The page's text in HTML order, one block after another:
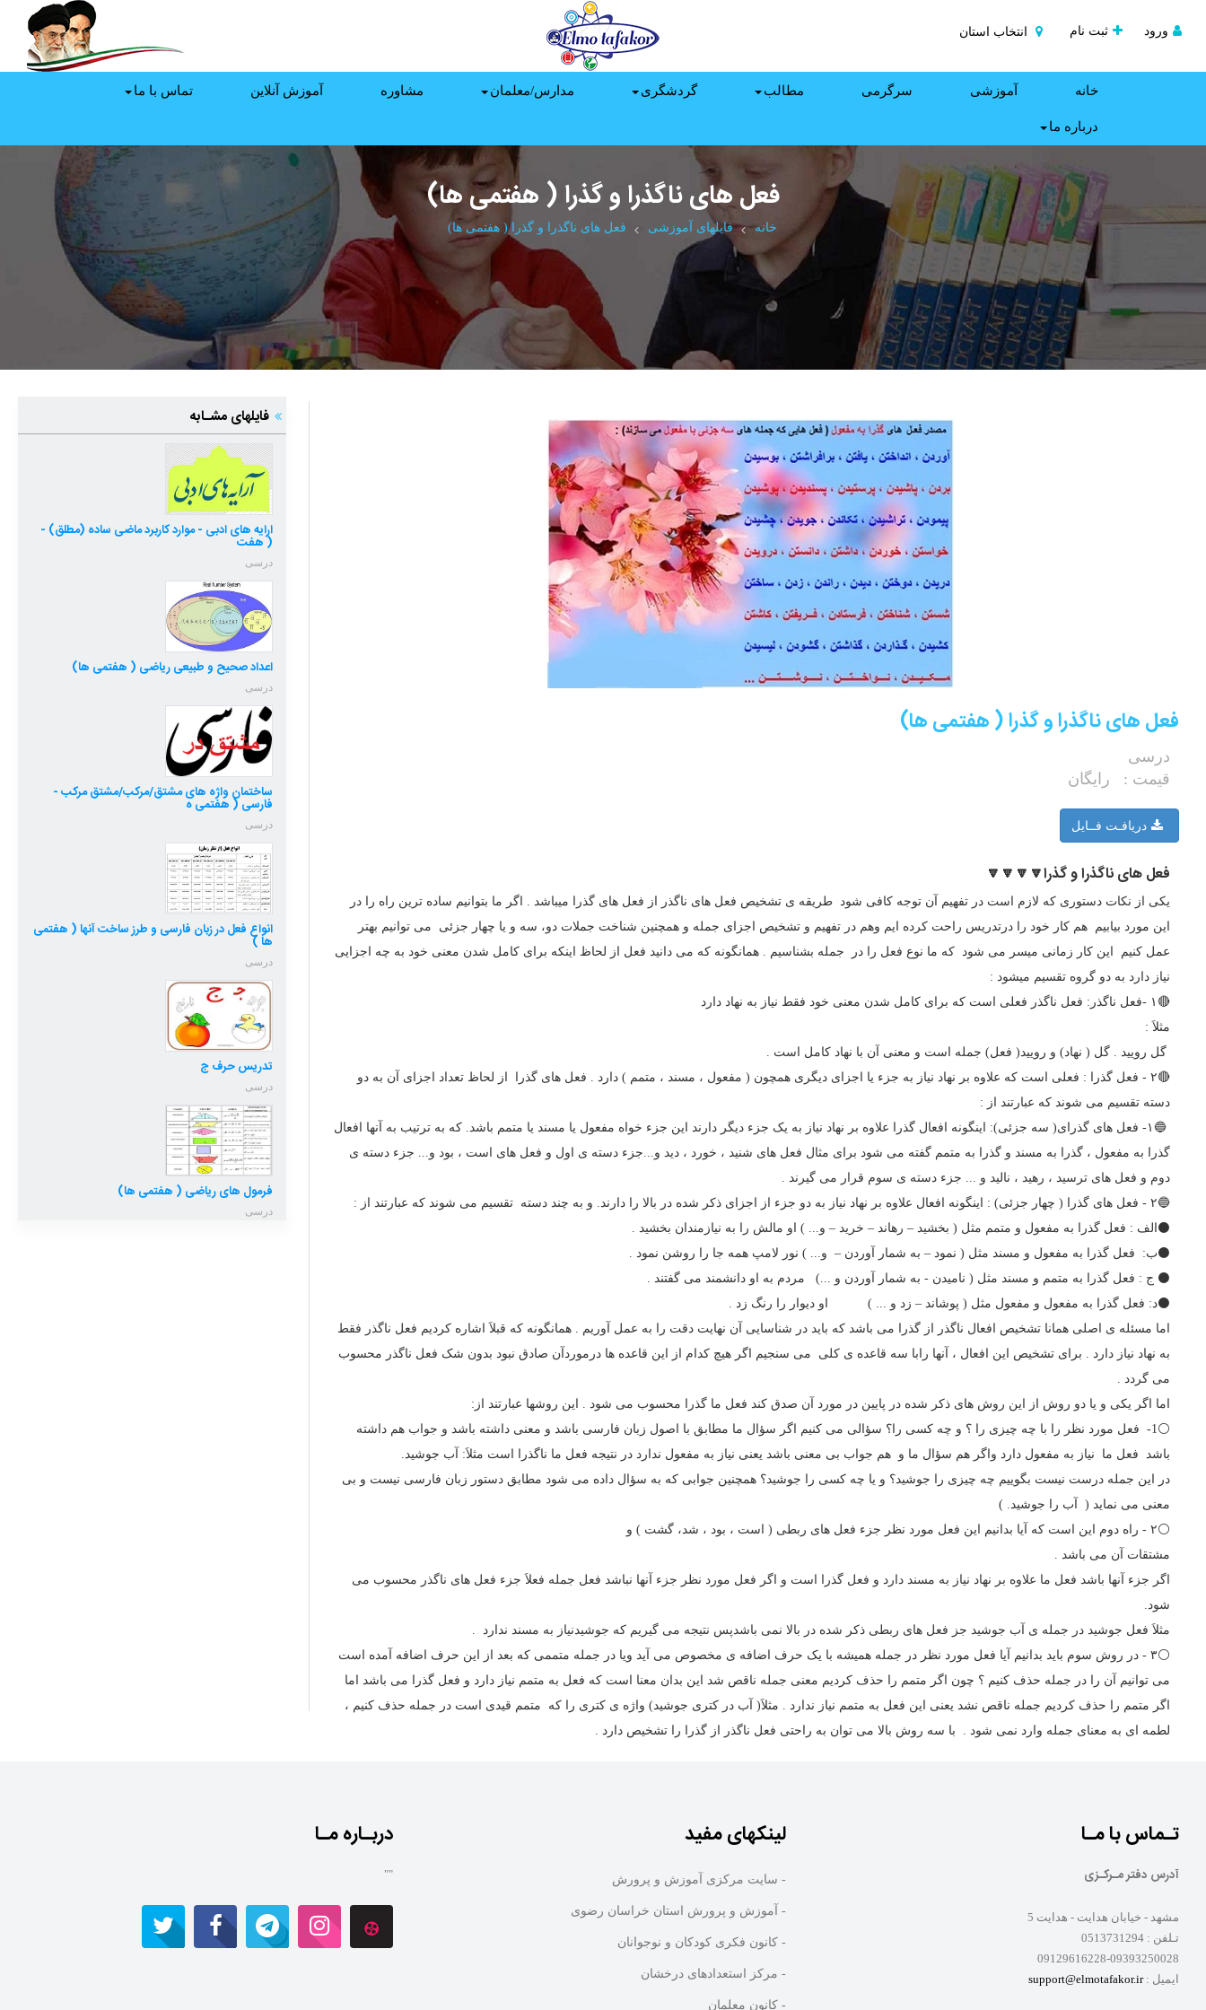
ورود ثبت نام انتخاب استان
خانه آموزشی سرگرمی مطالب گردشگری مدارس/معلمان مشاوره آموزش آنلاین تماس با ما
درباره ما
فعل های ناگذرا و گذرا ( هفتمی ها)
خانه فایلهای آموزشی فعل های ناگذرا و گذرا ( هفتمی ها)
فعل های ناگذرا و گذرا ( هفتمی ها)
درسی
قیمت :
رایگان
دریافـت فــایل
فعل های ناگذرا و گذرا🔽🔽🔽🔽
یکی از نکات دستوری که لازم است در تفهیم آن توجه کافی شود طریقه ی تشخیص فعل های ناگذر از فعل های گذرا میباشد . اگر ما بتوانیم ساده ترین راه را در
این مورد بیابیم هم کار خود را درتدریس راحت کرده ایم وهم در تفهیم و تشخیص اجزای جمله و همچنین شناخت جملات دو، سه و یا چهار جزئی می توانیم بهتر
عمل کنیم این کار زمانی میسر می شود که ما نوع فعل را در جمله بشناسیم . همانگونه که می دانید فعل از لحاظ اینکه برای کامل شدن معنی خود به چه اجزایی
نیاز دارد به دو گروه تقسیم میشود :
🔴۱ -فعل ناگذر: فعل ناگذر فعلی است که برای کامل شدن معنی خود فقط نیاز به نهاد دارد
مثلاَ :
گل رویید . گل ( نهاد) و رویید( فعل) جمله است و معنی آن با نهاد کامل است .
🔴۲ - فعل گذرا : فعلی است که علاوه بر نهاد نیاز به جزء یا اجزای دیگری همچون ( مفعول ، مسند ، متمم ) دارد . فعل های گذرا از لحاظ تعداد اجزای آن به دو
دسته تقسیم می شوند که عبارتند از :
🔵۱- فعل های گذرای( سه جزئی): اینگونه افعال گذرا علاوه بر نهاد نیاز به یک جزء دیگر دارند این جزء خواه مفعول یا مسند یا متمم باشد. که به ترتیب به آنها افعال
گذرا به مفعول ، گذرا به مسند و گذرا به متمم گفته می شود برای مثال فعل های شنید ، خورد ، دید و...جزء دسته ی اول و فعل های است ، بود و... جزء دسته ی
دوم و فعل های ترسید ، رهید ، نالید و ... جزء دسته ی سوم قرار می گیرند .
🔵۲ - فعل های گذرا ( چهار جزئی) : اینگونه افعال علاوه بر نهاد نیاز به دو جزء از اجزای ذکر شده در بالا را دارند. و به چند دسته تقسیم می شوند که عبارتند از :
⚫️الف : فعل گذرا به مفعول و متمم مثل ( بخشید – رهاند – خرید – و... ) او مالش را به نیازمندان بخشید .
⚫️ب: فعل گذرا به مفعول و مسند مثل ( نمود – به شمار آوردن – و... ) نور لامپ همه جا را روشن نمود .
⚫️ ج : فعل گذرا به متمم و مسند مثل ( نامیدن - به شمار آوردن و ...) مردم به او دانشمند می گفتند .
⚫️د: فعل گذرا به مفعول و مفعول مثل ( پوشاند – زد و ... ) او دیوار را رنگ زد .
اما مسئله ی اصلی همانا تشخیص افعال ناگذر از گذرا می باشد که باید در شناسایی آن نهایت دقت را به عمل آوریم . همانگونه که قبلاَ اشاره کردیم فعل ناگذر فقط
به نهاد نیاز دارد . برای تشخیص این افعال ، آنها رابا سه قاعده ی کلی می سنجیم اگر هیچ کدام از این قاعده ها درموردآن صادق نبود بدون شک فعل ناگذر محسوب
می گردد .
اما اگر یکی و یا دو روش از این روش های ذکر شده در پایین در مورد آن صدق کند فعل ما گذرا محسوب می شود . این روشها عبارتند از:
⚪️1- فعل مورد نظر را با چه چیزی را ؟ و چه کسی را؟ سؤالی می کنیم اگر سؤال ما مطابق با اصول زبان فارسی باشد و معنی داشته باشد و جواب هم داشته
باشد فعل ما نیاز به مفعول دارد واگر هم سؤال ما و هم جواب بی معنی باشد یعنی نیاز به مفعول ندارد در نتیجه فعل ما ناگذرا است مثلاَ: آب جوشید.
در این جمله درست نیست بگوییم چه چیزی را جوشید؟ و یا چه کسی را جوشید؟ همچنین جوابی که به سؤال داده می شود مطابق دستور زبان فارسی نیست و بی
معنی می نماید ( آب را جوشید. )
⚪️۲ - راه دوم این است که آیا بدانیم این فعل مورد نظر جزء فعل های ربطی ( است ، بود ، شد، گشت ) و
مشتقات آن می باشد .
اگر جزء آنها باشد فعل ما علاوه بر نهاد نیاز به مسند دارد و فعل گذرا است و اگر فعل مورد نظر جزء آنها نباشد فعل جمله فعلاَ جزء فعل های ناگذر محسوب می
شود.
مثلاَ فعل جوشید در جمله ی آب جوشید جز فعل های ربطی ذکر شده در بالا نمی باشدپس نتیجه می گیریم که جوشیدنیاز به مسند ندارد .
⚪️۳ - در روش سوم باید بدانیم آیا فعل مورد نظر در جمله همیشه با یک حرف اضافه ی مخصوص می آید ویا در جمله متممی که بعد از این حرف اضافه آمده است
می توانیم آن را در جمله حذف کنیم ؟ چون اگر متمم را حذف کردیم معنی جمله ناقص شد این بدان معنا است که فعل به متمم نیاز دارد و فعل گذرا می باشد اما
اگر متمم را حذف کردیم جمله ناقص نشد یعنی این فعل به متمم نیاز ندارد . مثلاَ( آب در کتری جوشید) واژه ی کتری را که متمم قیدی است در جمله حذف کنیم ،
لطمه ای به معنای جمله وارد نمی شود . با سه روش بالا می توان به راحتی فعل ناگذر از گذرا را تشخیص دارد .
فایلهای مشـابه
ارایه های ادبی - موارد کاربرد ماضی ساده (مطلق) -
( هفت
درسی
اعداد صحیح و طبیعی ریاضی ( هفتمی ها)
درسی
ساختمان واژه های مشتق/مرکب/مشتق مرکب -
فارسی ( هفتمی ه
درسی
انواع فعل در زبان فارسی و طرز ساخت آنها ( هفتمی
ها )
درسی
تدریس حرف ج
درسی
فرمول های ریاضی ( هفتمی ها)
درسی
دربـاره مـا
""
لینکهای مفید
- سایت مرکزی آموزش و پرورش
- آموزش و پرورش استان خراسان رضوی
- کانون فکری کودکان و نوجوانان
- مرکز استعدادهای درخشان
- کانون معلمان
تـماس با مـا
آدرس دفتر مـرکـزی
مشهد - خیابان هدایت - هدایت 5
تـلفن : 0513731294
09129616228-09393250028
ایمیل :support@elmotafakor.ir